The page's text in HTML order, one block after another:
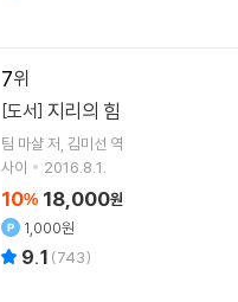
7
[도서] 지리의 힘
팀 마샬저 김미선 역
사이
2016.8.1.
10% 18,000원
1,000원
9.1 (743)